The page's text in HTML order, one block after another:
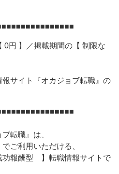
】／掲載期間の【 制限な
サイト『オカジョブ転職』の
転職』は、
ご利用いただける、
報酬型 】転職情報サイトで